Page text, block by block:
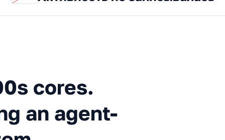
Lessons learnt
cores.
an agent-